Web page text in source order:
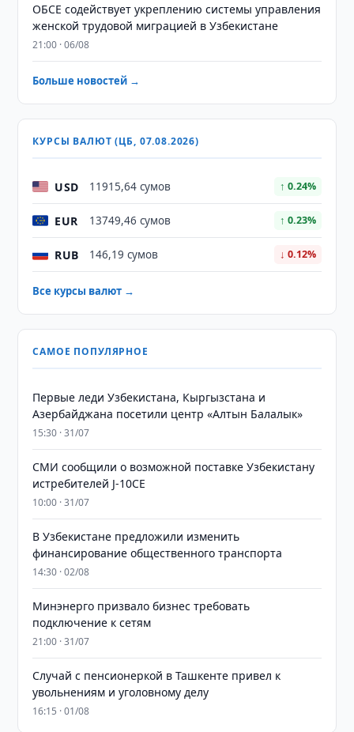
ОБСЕ содействует укреплению системы управления
женской трудовой миграцией в Узбекистане
21:00 · 06/08
Больше новостей →
КУРСЫ ВАЛЮТ (ЦБ, 07.08.2026)
USD 11915,64 сумов ↑ 0.24%
EUR 13749,46 сумов ↑ 0.23%
RUB 146,19 сумов ↓ 0.12%
Все курсы валют →
САМОЕ ПОПУЛЯРНОЕ
Первые леди Узбекистана, Кыргызстана и
Азербайджана посетили центр «Алтын Балалык»
15:30 · 31/07
СМИ сообщили о возможной поставке Узбекистану
истребителей J-10CE
10:00 · 31/07
В Узбекистане предложили изменить
финансирование общественного транспорта
14:30 · 02/08
Минэнерго призвало бизнес требовать
подключение к сетям
21:00 · 31/07
Случай с пенсионеркой в Ташкенте привел к
увольнениям и уголовному делу
16:15 · 01/08